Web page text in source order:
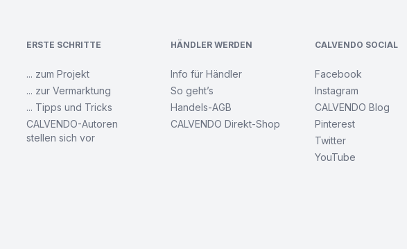
ERSTE SCHRITTE
... zum Projekt
... zur Vermarktung
... Tipps und Tricks
CALVENDO-Autoren
stellen sich vor
HÄNDLER WERDEN
Info für Händler
So geht’s
Handels-AGB
CALVENDO Direkt-Shop
CALVENDO SOCIAL
Facebook
Instagram
CALVENDO Blog
Pinterest
Twitter
YouTube